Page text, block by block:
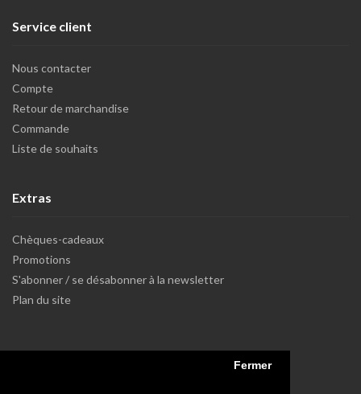
Fermer
Service client
Nous contacter
Compte
Retour de marchandise
Commande
Liste de souhaits
Extras
Chèques-cadeaux
Promotions
S'abonner / se désabonner à la newsletter
Plan du site